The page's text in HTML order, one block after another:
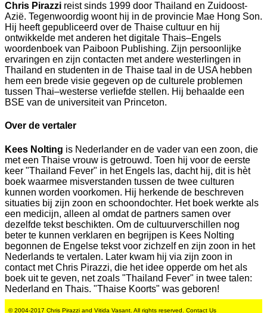
Chris Pirazzi reist sinds 1999 door Thailand en Zuidoost-
Azië. Tegenwoordig woont hij in de provincie Mae Hong Son.
Hij heeft gepubliceerd over de Thaise cultuur en hij
ontwikkelde met anderen het digitale Thais–Engels
woordenboek van Paiboon Publishing. Zijn persoonlijke
ervaringen en zijn contacten met andere westerlingen in
Thailand en studenten in de Thaise taal in de USA hebben
hem een brede visie gegeven op de culturele problemen
tussen Thai–westerse verliefde stellen. Hij behaalde een
BSE van de universiteit van Princeton.
Over de vertaler
Kees Nolting is Nederlander en de vader van een zoon, die
met een Thaise vrouw is getrouwd. Toen hij voor de eerste
keer "Thailand Fever" in het Engels las, dacht hij, dit is hèt
boek waarmee misverstanden tussen de twee culturen
kunnen worden voorkomen. Hij herkende de beschreven
situaties bij zijn zoon en schoondochter. Het boek werkte als
een medicijn, alleen al omdat de partners samen over
dezelfde tekst beschikten. Om de cultuurverschillen nog
beter te kunnen verklaren en begrijpen is Kees Nolting
begonnen de Engelse tekst voor zichzelf en zijn zoon in het
Nederlands te vertalen. Later kwam hij via zijn zoon in
contact met Chris Pirazzi, die het idee opperde om het als
boek uit te geven, net zoals "Thailand Fever" in twee talen:
Nederland en Thais. "Thaise Koorts" was geboren!
© 2004-2017 Chris Pirazzi and Vitida Vasant. All rights reserved. Contact Us